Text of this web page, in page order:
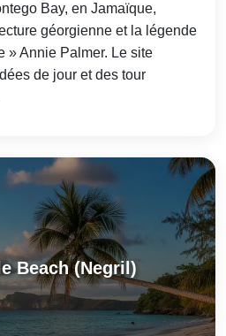
Bay, en Jamaïque,
géorgienne et la légende
» Annie Palmer. Le site
de jour et des tour
Beach (Negril)